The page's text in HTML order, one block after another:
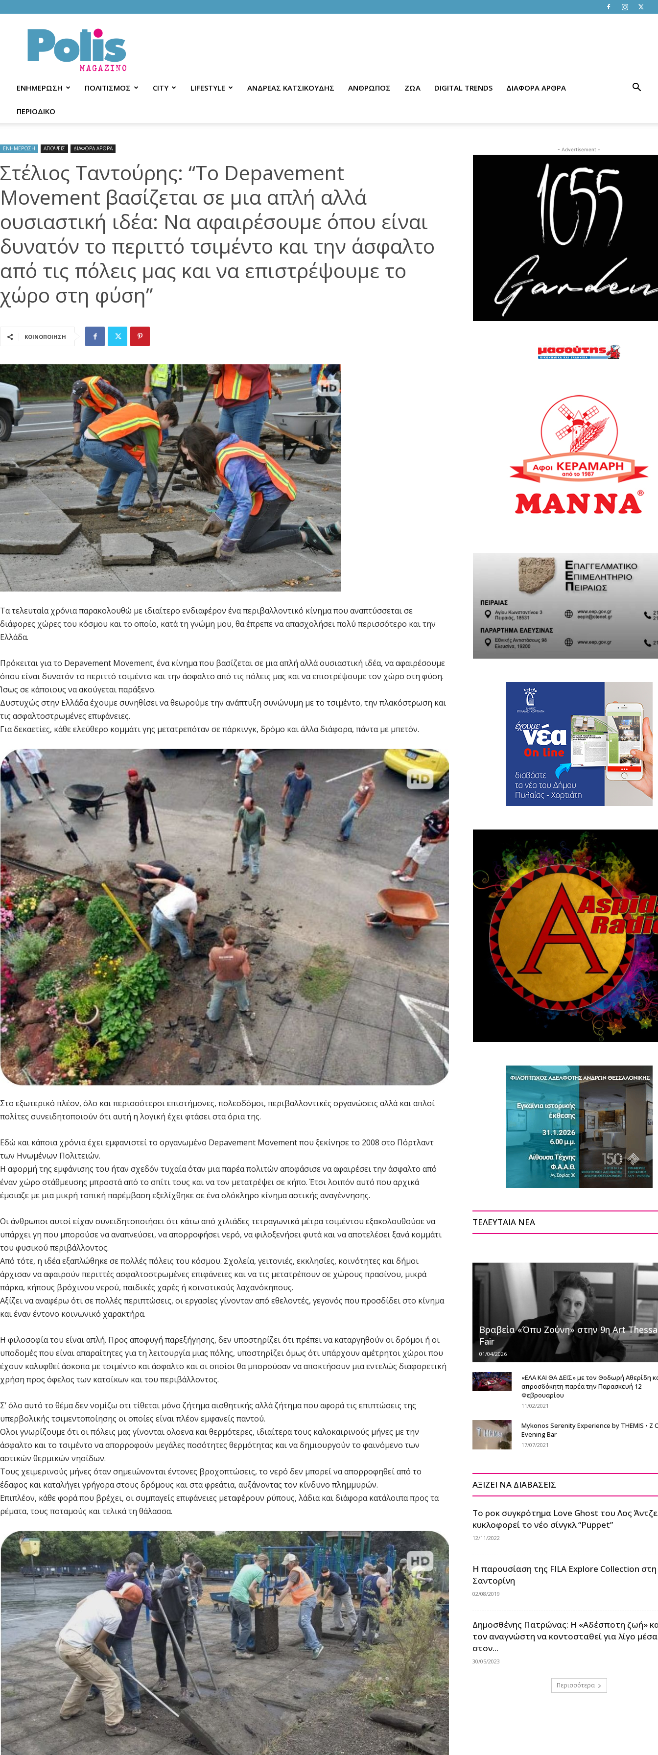
Polis
Magazino
ΕΝΗΜΕΡΩΣΗ ΠΟΛΙΤΙΣΜΟΣ CITY LIFESTYLE ΑΝΔΡΕΑΣ ΚΑΤΣΙΚΟΥΔΗΣ ΑΝΘΡΩΠΟΣ ΖΩΑ DIGITAL TRENDS ΔΙΑΦΟΡΑ ΑΡΘΡΑ
ΠΕΡΙΟΔΙΚΟ
ΕΝΗΜΕΡΩΣΗ ΑΠΟΨΕΙΣ ΔΙΑΦΟΡΑ ΑΡΘΡΑ
Στέλιος Ταντούρης: “Το Depavement
Movement βασίζεται σε μια απλή αλλά
ουσιαστική ιδέα: Να αφαιρέσουμε όπου είναι
δυνατόν το περιττό τσιμέντο και την άσφαλτο
από τις πόλεις μας και να επιστρέψουμε το
χώρο στη φύση”
ΚΟΙΝΟΠΟΙΗΣΗ
Τα τελευταία χρόνια παρακολουθώ με ιδιαίτερο ενδιαφέρον ένα περιβαλλοντικό κίνημα που αναπτύσσεται σε
διάφορες χώρες του κόσμου και το οποίο, κατά τη γνώμη μου, θα έπρεπε να απασχολήσει πολύ περισσότερο και την
Ελλάδα.
Πρόκειται για το Depavement Movement, ένα κίνημα που βασίζεται σε μια απλή αλλά ουσιαστική ιδέα, να αφαιρέσουμε
όπου είναι δυνατόν το περιττό τσιμέντο και την άσφαλτο από τις πόλεις μας και να επιστρέψουμε τον χώρο στη φύση.
Ίσως σε κάποιους να ακούγεται παράξενο.
Δυστυχώς στην Ελλάδα έχουμε συνηθίσει να θεωρούμε την ανάπτυξη συνώνυμη με το τσιμέντο, την πλακόστρωση και
τις ασφαλτοστρωμένες επιφάνειες.
Για δεκαετίες, κάθε ελεύθερο κομμάτι γης μετατρεπόταν σε πάρκινγκ, δρόμο και άλλα διάφορα, πάντα με μπετόν.
Στο εξωτερικό πλέον, όλο και περισσότεροι επιστήμονες, πολεοδόμοι, περιβαλλοντικές οργανώσεις αλλά και απλοί
πολίτες συνειδητοποιούν ότι αυτή η λογική έχει φτάσει στα όρια της.
Εδώ και κάποια χρόνια έχει εμφανιστεί το οργανωμένο Depavement Movement που ξεκίνησε το 2008 στο Πόρτλαντ
των Ηνωμένων Πολιτειών.
Η αφορμή της εμφάνισης του ήταν σχεδόν τυχαία όταν μια παρέα πολιτών αποφάσισε να αφαιρέσει την άσφαλτο από
έναν χώρο στάθμευσης μπροστά από το σπίτι τους και να τον μετατρέψει σε κήπο. Έτσι λοιπόν αυτό που αρχικά
έμοιαζε με μια μικρή τοπική παρέμβαση εξελίχθηκε σε ένα ολόκληρο κίνημα αστικής αναγέννησης.
Οι άνθρωποι αυτοί είχαν συνειδητοποιήσει ότι κάτω από χιλιάδες τετραγωνικά μέτρα τσιμέντου εξακολουθούσε να
υπάρχει γη που μπορούσε να αναπνεύσει, να απορροφήσει νερό, να φιλοξενήσει φυτά και να αποτελέσει ξανά κομμάτι
του φυσικού περιβάλλοντος.
Από τότε, η ιδέα εξαπλώθηκε σε πολλές πόλεις του κόσμου. Σχολεία, γειτονιές, εκκλησίες, κοινότητες και δήμοι
άρχισαν να αφαιρούν περιττές ασφαλτοστρωμένες επιφάνειες και να τις μετατρέπουν σε χώρους πρασίνου, μικρά
πάρκα, κήπους βρόχινου νερού, παιδικές χαρές ή κοινοτικούς λαχανόκηπους.
Αξίζει να αναφέρω ότι σε πολλές περιπτώσεις, οι εργασίες γίνονταν από εθελοντές, γεγονός που προσδίδει στο κίνημα
και έναν έντονο κοινωνικό χαρακτήρα.
Η φιλοσοφία του είναι απλή. Προς αποφυγή παρεξήγησης, δεν υποστηρίζει ότι πρέπει να καταργηθούν οι δρόμοι ή οι
υποδομές που είναι απαραίτητες για τη λειτουργία μιας πόλης, υποστηρίζει όμως ότι υπάρχουν αμέτρητοι χώροι που
έχουν καλυφθεί άσκοπα με τσιμέντο και άσφαλτο και οι οποίοι θα μπορούσαν να αποκτήσουν μια εντελώς διαφορετική
χρήση προς όφελος των κατοίκων και του περιβάλλοντος.
Σ’ όλο αυτό το θέμα δεν νομίζω οτι τίθεται μόνο ζήτημα αισθητικής αλλά ζήτημα που αφορά τις επιπτώσεις της
υπερβολικής τσιμεντοποίησης οι οποίες είναι πλέον εμφανείς παντού.
Oλοι γνωρίζουμε ότι οι πόλεις μας γίνονται ολοενα και θερμότερες, ιδιαίτερα τους καλοκαιρινούς μήνες με την
άσφαλτο και το τσιμέντο να απορροφούν μεγάλες ποσότητες θερμότητας και να δημιουργούν το φαινόμενο των
αστικών θερμικών νησίδων.
Τους χειμερινούς μήνες όταν σημειώνονται έντονες βροχοπτώσεις, το νερό δεν μπορεί να απορροφηθεί από το
έδαφος και καταλήγει γρήγορα στους δρόμους και στα φρεάτια, αυξάνοντας τον κίνδυνο πλημμυρών.
Επιπλέον, κάθε φορά που βρέχει, οι συμπαγείς επιφάνειες μεταφέρουν ρύπους, λάδια και διάφορα κατάλοιπα προς τα
ρέματα, τους ποταμούς και τελικά τη θάλασσα.
- Advertisement -
ΤΕΛΕΥΤΑΙΑ ΝΕΑ
Βραβεία «Όπυ Ζούνη» στην 9η Art
Fair
01/04/2026
«ΕΛΑ ΚΑΙ ΘΑ ΔΕΙΣ» με τον Θοδωρή Αθερίδη
απροσδόκητη παρέα την Παρασκευή 12
Φεβρουαρίου
11/02/2021
Mykonos Serenity Experience by THEMIS • Z
Evening Bar
17/07/2021
ΑΞΙΖΕΙ ΝΑ ΔΙΑΒΑΣΕΙΣ
Το ροκ συγκρότημα Love Ghost του Λος
κυκλοφορεί το νέο σίνγκλ “Puppet”
12/11/2022
Η παρουσίαση της FILA Explore Collection στη
Σαντορίνη
02/08/2019
Δημοσθένης Πατρώνας: Η «Αδέσποτη ζωή»
τον αναγνώστη να κοντοσταθεί για λίγο μέσα
στον...
30/05/2023
Περισσότερα